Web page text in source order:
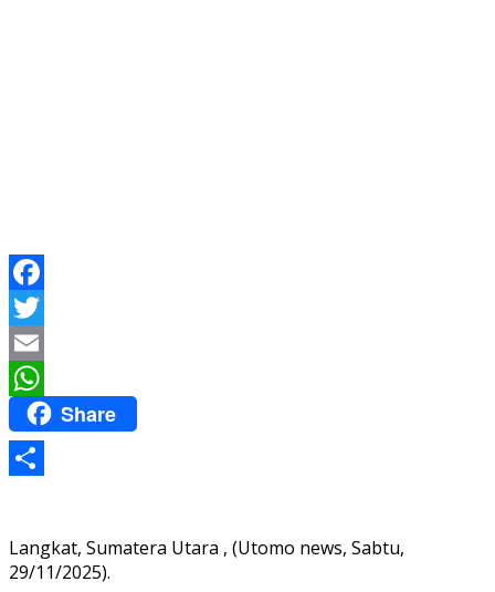
Facebook
Twitter
Email
WhatsApp
Share
Langkat, Sumatera Utara , (Utomo news, Sabtu,
29/11/2025).